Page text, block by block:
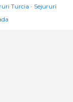
Turcia
Sejururi